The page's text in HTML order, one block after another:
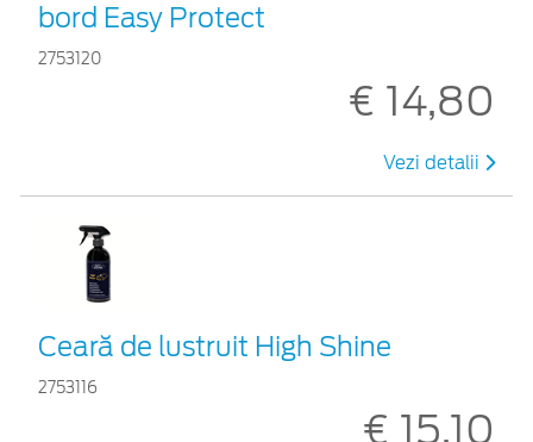
bord Easy Protect
2753120
€ 14,80
Vezi detalii
Ceară de lustruit High Shine
2753116
€ 15,10